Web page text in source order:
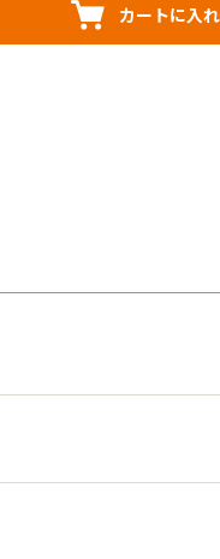
カートに入